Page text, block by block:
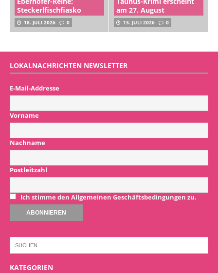
Steckerlfischfiasko
18. JULI 2026 0
am 27. August
13. JULI 2026 0
LOKALNACHRICHTEN NEWSLETTER
E-Mail-Addresse
Vorname
Nachname
Postleitzahl
Ich stimme den Allgemeinen Geschäftsbedingungen zu.
KATEGORIEN